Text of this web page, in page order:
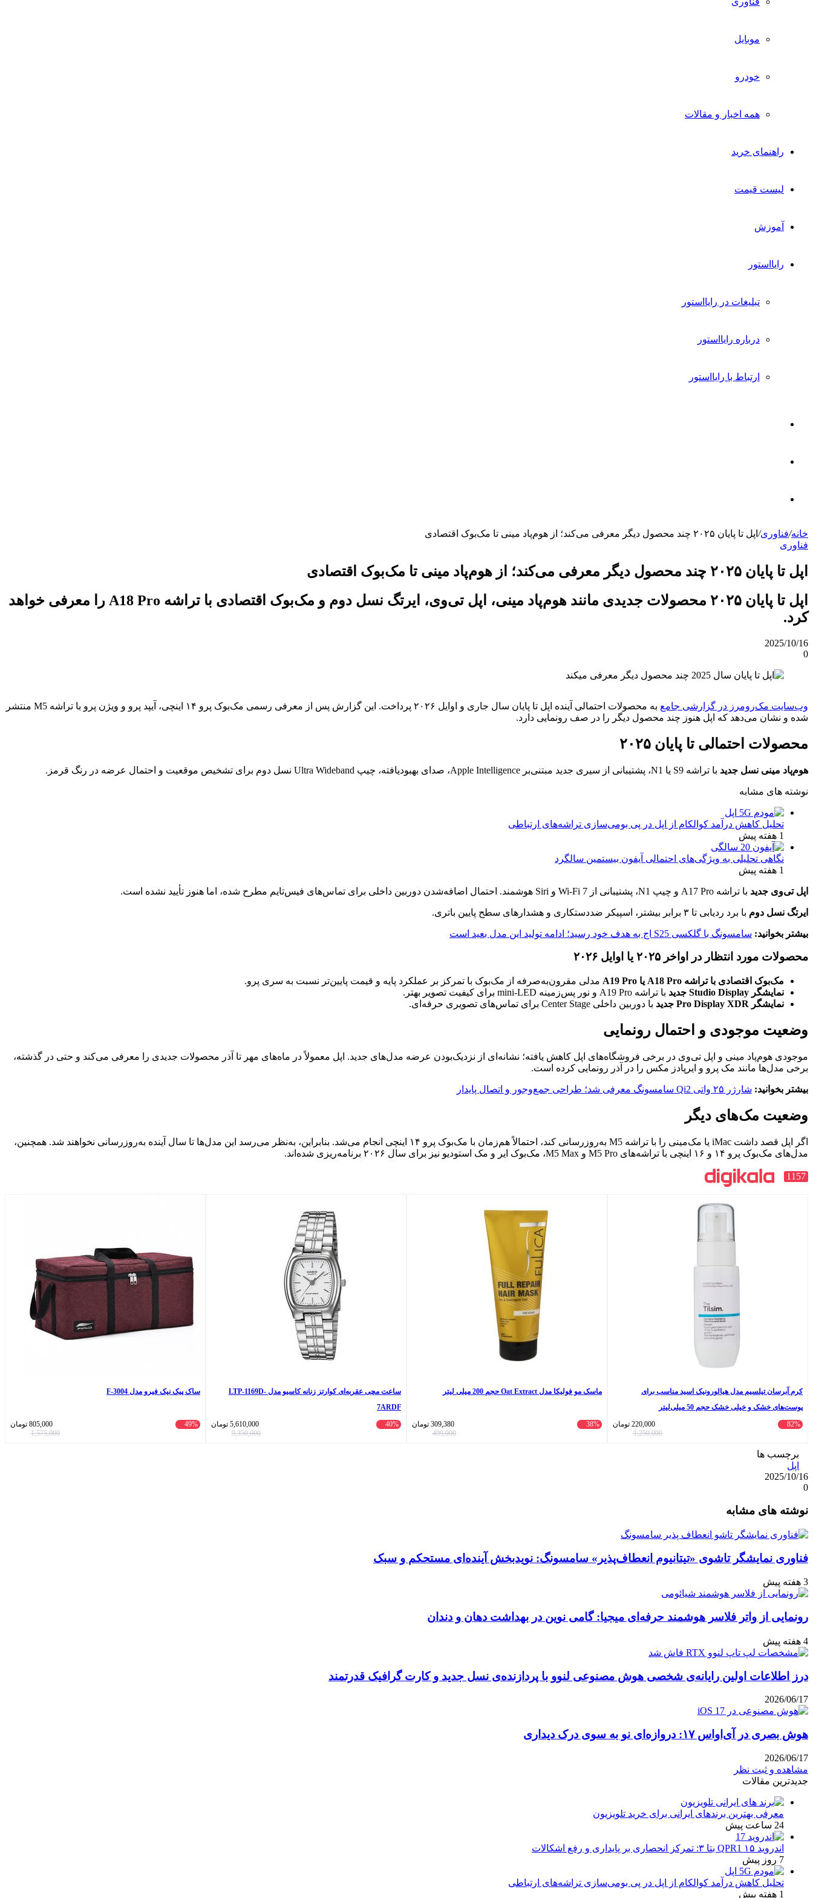
موبایل
خودرو
همه اخبار و مقالات
راهنمای خرید
لیست قیمت
آموزش
رایااستور
تبلیغات در رایااستور
درباره رایااستور
ارتباط با رایااستور
برای خانه/فناوری/ اپل تا پایان ۲۰۲۵ چند محصول دیگر معرفی می‌کند؛ از هوم‌پاد مینی تا مک‌بوک اقتصادی
فناوری
اپل تا پایان ۲۰۲۵ چند محصول دیگر معرفی می‌کند؛ از هوم‌پاد مینی تا مک‌بوک اقتصادی
اپل تا پایان ۲۰۲۵ محصولات جدیدی مانند هوم‌پاد مینی، اپل تی‌وی، ایرتگ نسل دوم و مک‌بوک اقتصادی با تراشه A18 Pro را معرفی خواهد
کرد.
2025/10/16
0
وب‌سایت مک‌رومرز در گزارشی جامع
به محصولات احتمالی آینده اپل تا پایان سال جاری و اوایل ۲۰۲۶ پرداخت. این گزارش پس از معرفی رسمی مک‌بوک پرو ۱۴ اینچی، آیپد پرو و ویژن پرو با تراشه M5 منتشر
شده و نشان می‌دهد که اپل هنوز چند محصول دیگر را در صف رونمایی دارد.
محصولات احتمالی تا پایان ۲۰۲۵
هوم‌پاد مینی نسل جدید با تراشه S9 یا N1، پشتیبانی از سیری جدید مبتنی‌بر Apple Intelligence، صدای بهبود‌یافته، چیپ Ultra Wideband نسل دوم برای تشخیص موقعیت و احتمال عرضه در رنگ قرمز.
نوشته های مشابه
تحلیل کاهش درآمد کوالکام از اپل در پی بومی‌سازی تراشه‌های ارتباطی
1 هفته پیش
نگاهی تحلیلی به ویژگی‌های احتمالی آیفون بیستمین سالگرد
1 هفته پیش
اپل تی‌وی جدید با تراشه A17 Pro و چیپ N1، پشتیبانی از Wi-Fi 7 و Siri هوشمند. احتمال اضافه‌شدن دوربین داخلی برای تماس‌های فیس‌تایم مطرح شده، اما هنوز تأیید نشده است.
ایرتگ نسل دوم با برد ردیابی تا ۳ برابر بیشتر، اسپیکر ضد‌دستکاری و هشدارهای سطح پایین باتری.
بیشتر بخوانید: سامسونگ با گلکسی S25 اج به هدف خود رسید؛ ادامه تولید این مدل بعید است
محصولات مورد انتظار در اواخر ۲۰۲۵ یا اوایل ۲۰۲۶
مک‌بوک اقتصادی با تراشه A18 Pro یا A19 Pro
مدلی مقرون‌به‌صرفه از مک‌بوک با تمرکز بر عملکرد پایه و قیمت پایین‌تر نسبت به سری پرو.
نمایشگر Studio Display جدید
با تراشه A19 Pro و نور پس‌زمینه mini-LED برای کیفیت تصویر بهتر.
نمایشگر Pro Display XDR جدید
با دوربین داخلی Center Stage برای تماس‌های تصویری حرفه‌ای.
وضعیت موجودی و احتمال رونمایی
موجودی هوم‌پاد مینی و اپل تی‌وی در برخی فروشگاه‌های اپل کاهش یافته؛ نشانه‌ای از نزدیک‌بودن عرضه مدل‌های جدید. اپل معمولاً در ماه‌های مهر تا آذر محصولات جدیدی را معرفی می‌کند و حتی در گذشته،
برخی مدل‌ها مانند مک پرو و ایرپادز مکس را در آذر رونمایی کرده است.
بیشتر بخوانید: شارژر ۲۵ واتی Qi2 سامسونگ معرفی شد؛ طراحی جمع‌وجور و اتصال پایدار
وضعیت مک‌های دیگر
اگر اپل قصد داشت iMac یا مک‌مینی را با تراشه M5 به‌روزرسانی کند، احتمالاً هم‌زمان با مک‌بوک پرو ۱۴ اینچی انجام می‌شد. بنابراین، به‌نظر می‌رسد این مدل‌ها تا سال آینده به‌روزرسانی نخواهند شد. همچنین،
مدل‌های مک‌بوک پرو ۱۴ و ۱۶ اینچی با تراشه‌های M5 Pro و M5 Max، مک‌بوک ایر و مک استودیو نیز برای سال ۲۰۲۶ برنامه‌ریزی شده‌اند.
1157
کرم آبرسان تیلسیم مدل هیالورونیک اسید مناسب برای
پوست‌های خشک و خیلی خشک حجم 50 میلی‌لیتر
82%
220,000 تومان
1,250,000
ماسک مو فولیکا مدل Oat Extract حجم 200 میلی لیتر
38%
309,380 تومان
499,000
ساعت مچی عقربه‌ای کوارتز زنانه کاسیو مدل LTP-1169D-
7ARDF
40%
5,610,000 تومان
9,350,000
ساک پیک نیک فیرو مدل F-3004
49%
805,000 تومان
1,575,000
برچسب ها
اپل
2025/10/16
0
آپ
گذاری
ایمیل
نوشته های مشابه
فناوری نمایشگر تاشوی «تیتانیوم انعطاف‌پذیر» سامسونگ: نویدبخش آینده‌ای مستحکم و سبک
3 هفته پیش
رونمایی از واتر فلاسر هوشمند حرفه‌ای میجیا: گامی نوین در بهداشت دهان و دندان
4 هفته پیش
درز اطلاعات اولین رایانه‌ی شخصی هوش مصنوعی لنوو با پردازنده‌ی نسل جدید و کارت گرافیک قدرتمند
2026/06/17
هوش بصری در آی‌او‌اس ۱۷: دروازه‌ای نو به سوی درک دیداری
2026/06/17
مشاهده و ثبت نظر
جدیدترین مقالات
معرفی بهترین برندهای ایرانی برای خرید تلویزیون
24 ساعت پیش
اندروید ۱۵ QPR1 بتا ۳: تمرکز انحصاری بر پایداری و رفع اشکالات
7 روز پیش
تحلیل کاهش درآمد کوالکام از اپل در پی بومی‌سازی تراشه‌های ارتباطی
1 هفته پیش